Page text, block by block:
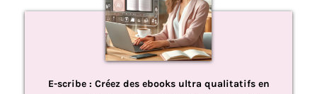
E-scribe : Créez des ebooks ultra qualitatifs en